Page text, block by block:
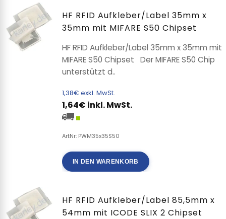
HF RFID Aufkleber/Label 35mm x
35mm mit MIFARE S50 Chipset
HF RFID Aufkleber/Label 35mm x 35mm mit
MIFARE S50 Chipset Der MIFARE S50 Chip
unterstützt d..
1,38€ exkl. MwSt.
1,64€ inkl. MwSt.
ArtNr: PWM35x35S50
IN DEN WARENKORB
HF RFID Aufkleber/Label 85,5mm x
54mm mit ICODE SLIX 2 Chipset